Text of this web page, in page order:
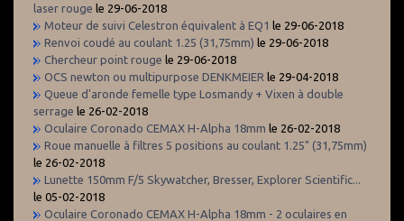
laser rouge le 29-06-2018
Moteur de suivi Celestron équivalent à EQ1 le 29-06-2018
Renvoi coudé au coulant 1.25 (31,75mm) le 29-06-2018
Chercheur point rouge le 29-06-2018
OCS newton ou multipurpose DENKMEIER le 29-04-2018
Queue d'aronde femelle type Losmandy + Vixen à double
serrage le 26-02-2018
Oculaire Coronado CEMAX H-Alpha 18mm le 26-02-2018
Roue manuelle à filtres 5 positions au coulant 1.25" (31,75mm)
le 26-02-2018
Lunette 150mm F/5 Skywatcher, Bresser, Explorer Scientific...
le 05-02-2018
Oculaire Coronado CEMAX H-Alpha 18mm - 2 oculaires en